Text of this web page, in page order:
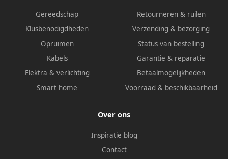
Gereedschap
Klusbenodigdheden
Opruimen
Kabels
Elektra & verlichting
Smart home
Retourneren & ruilen
Verzending & bezorging
Status van bestelling
Garantie & reparatie
Betaalmogelijkheden
Voorraad & beschikbaarheid
Over ons
Inspiratie blog
Contact